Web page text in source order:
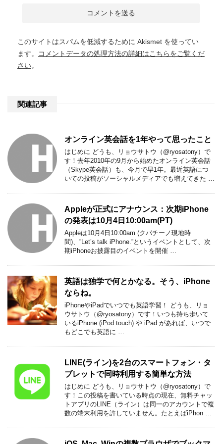
このサイトはスパムを低減するために Akismet を使ってい
ます。
コメントデータの処理方法の詳細はこちらをご覧くだ
さい。
関連記事
オンライン英会話を1年やって思ったこと
はじめに どうも、リョウサトウ（@ryosatony）で
す！去年2010年の9月から始めたオンライン英会話
（Skype英会話）も、今月で早1年。最近英語につ
いての投稿がソーシャルメディアでも増えてきた …
Appleが正式にアナウンス：次期iPhone
の発表は10月4日10:00am(PT)
Appleは10月4日10:00am (クパチーノ現地時
間)、”Let’s talk iPhone.”というイベントとして、次
期iPhoneお披露目のイベントを開催 …
英語は独学で何とかなる。そう、iPhone
ならね。
iPhoneやiPadでいつでも英語学習！ どうも、リョ
ウサトウ（@ryosatony）です！いつも持ち歩いて
いるiPhone (iPod touch) や iPad があれば、いつで
もどこでも英語に …
LINE(ライン)を2台のスマートフォン・タ
ブレットで同時利用する簡単な方法
はじめに どうも、リョウサトウ（@ryosatony）で
す！この投稿を書いている時点の現在、無料チャッ
トアプリのLINE（ライン）は同一のアカウントで複
数の端末利用を許していません。たとえばiPhon …